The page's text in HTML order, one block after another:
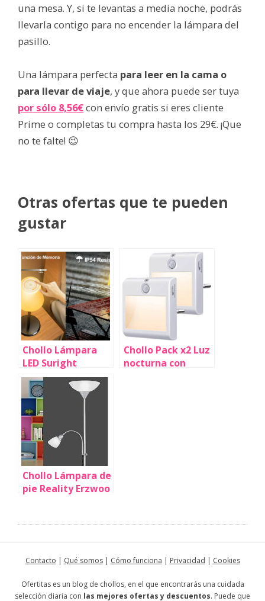
una mesa. Y, si te levantas a media noche, podrás
llevarla contigo para no encender la lámpara del
pasillo.
Una lámpara perfecta para leer en la cama o
para llevar de viaje, y que ahora puede ser tuya
por sólo 8,56€con envío gratis si eres cliente
Prime o completas tu compra hasta los 29€. ¡Que
no te falte! 😉
Otras ofertas que te pueden
gustar
Chollo Lámpara
LED Suright
portátil, ajustable
y recargable para
escritorio por solo
12,99€ (-32%)
Chollo Pack x2 Luz
nocturna con
Chollo Lámpara de
pie Reality Erzwoo
(-17%)
Contacto | Qué somos| Cómo funciona | Privacidad | Cookies
Ofertitas es un blog de chollos, en el que encontrarás una cuidada
selección diaria con las mejores ofertas y descuentos. Puede que